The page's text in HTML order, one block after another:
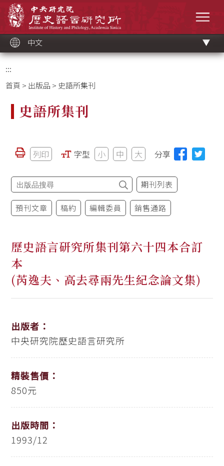
中文
:::
首頁 > 出版品 > 史語所集刊
史語所集刊
列印 字型 小 中 大 分享
期刊列表
預刊文章 稿約 編輯委員 銷售通路
歷史語言研究所集刊第六十四本合訂
本
(芮逸夫、高去尋兩先生紀念論文集)
出版者：
中央研究院歷史語言研究所
精裝售價：
850元
出版時間：
1993/12